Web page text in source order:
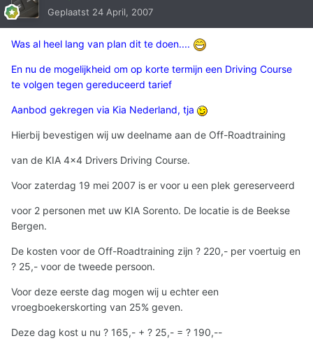
Geplaatst 24 April, 2007
Was al heel lang van plan dit te doen....
En nu de mogelijkheid om op korte termijn een Driving Course
te volgen tegen gereduceerd tarief
Aanbod gekregen via Kia Nederland, tja
Hierbij bevestigen wij uw deelname aan de Off-Roadtraining
van de KIA 4x4 Drivers Driving Course.
Voor zaterdag 19 mei 2007 is er voor u een plek gereserveerd
voor 2 personen met uw KIA Sorento. De locatie is de Beekse
Bergen.
De kosten voor de Off-Roadtraining zijn ? 220,- per voertuig en
? 25,- voor de tweede persoon.
Voor deze eerste dag mogen wij u echter een
vroegboekerskorting van 25% geven.
Deze dag kost u nu ? 165,- + ? 25,- = ? 190,--